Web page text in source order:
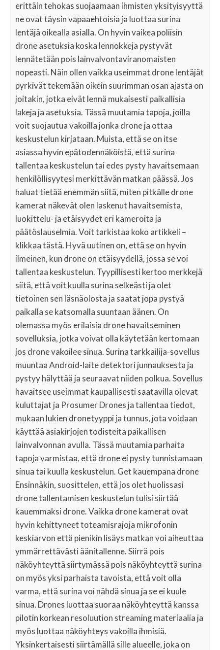
erittäin tehokas suojaamaan ihmisten yksityisyyttä
ne ovat täysin vapaaehtoisia ja luottaa surina
lentäjä oikealla asialla. On hyvin vaikea poliisin
drone asetuksia koska lennokkeja pystyvät
lennätetään pois lainvalvontaviranomaisten
nopeasti. Näin ollen vaikka useimmat drone lentäjät
pyrkivät tekemään oikein suurimman osan ajasta on
joitakin, jotka eivät lennä mukaisesti paikallisia
lakeja ja asetuksia. Tässä muutamia tapoja, joilla
voit suojautua vakoilla jonka drone ja ottaa
keskustelun kirjataan. Muista, että se on itse
asiassa hyvin epätodennäköistä, että surina
tallentaa keskustelun tai edes pysty havaitsemaan
henkilöllisyytesi merkittävän matkan päässä. Jos
haluat tietää enemmän siitä, miten pitkälle drone
kamerat näkevät olen laskenut havaitsemista,
luokittelu- ja etäisyydet eri kameroita ja
päätöslauselmia. Voit tarkistaa koko artikkeli –
klikkaa tästä. Hyvä uutinen on, että se on hyvin
ilmeinen, kun drone on etäisyydellä, jossa se voi
tallentaa keskustelun. Tyypillisesti kertoo merkkejä
siitä, että voit kuulla surina selkeästi ja olet
tietoinen sen läsnäolosta ja saatat jopa pystyä
paikalla se katsomalla suuntaan äänen. On
olemassa myös erilaisia ​​drone havaitseminen
sovelluksia, jotka voivat olla käytetään kertomaan
jos drone vakoilee sinua. Surina tarkkailija-sovellus
muuntaa Android-laite detektori junnauksesta ja
pystyy hälyttää ja seuraavat niiden polkua. Sovellus
havaitsee useimmat kaupallisesti saatavilla olevat
kuluttajat ja Prosumer Drones ja tallentaa tiedot,
mukaan lukien dronetyyppi ja tunnus, jota voidaan
käyttää asiakirjojen todisteita paikallisen
lainvalvonnan avulla. Tässä muutamia parhaita
tapoja varmistaa, että drone ei pysty tunnistamaan
sinua tai kuulla keskustelun. Get kauempana drone
Ensinnäkin, suosittelen, että jos olet huolissasi
drone tallentamisen keskustelun tulisi siirtää
kauemmaksi drone. Vaikka drone kamerat ovat
hyvin kehittyneet toteamisrajoja mikrofonin
keskiarvon että pienikin lisäys matkan voi aiheuttaa
ymmärrettävästi äänitallenne. Siirrä pois
näköyhteyttä siirtymässä pois näköyhteyttä surina
on myös yksi parhaista tavoista, että voit olla
varma, että surina voi nähdä sinua ja se ei kuule
sinua. Drones luottaa suoraa näköyhteyttä kanssa
pilotin korkean resoluution streaming materiaalia ja
myös luottaa näköyhteys vakoilla ihmisiä.
Yksinkertaisesti siirtämällä sille alueelle, joka on